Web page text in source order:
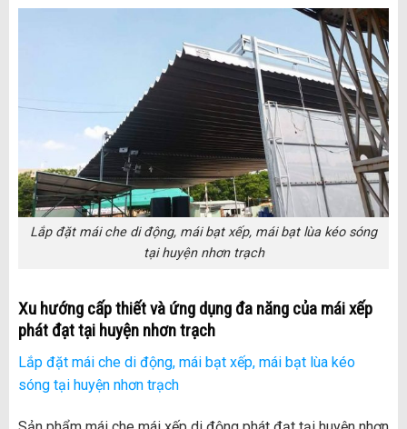
Lắp đặt mái che di động, mái bạt xếp, mái bạt lùa kéo sóng
tại huyện nhơn trạch
Xu hướng cấp thiết và ứng dụng đa năng của mái xếp
phát đạt tại huyện nhơn trạch
Lắp đặt mái che di động, mái bạt xếp, mái bạt lùa kéo
sóng tại huyện nhơn trạch